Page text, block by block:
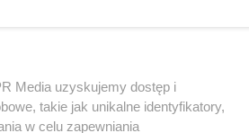
Media uzyskujemy dostęp i
takie jak unikalne identyfikatory,
w celu zapewniania